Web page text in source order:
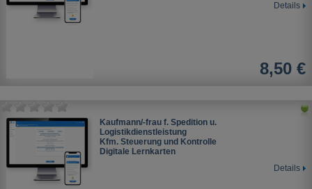
Details
8,50 €
Kaufmann/-frau f. Spedition u.
Logistikdienstleistung
Kfm. Steuerung und Kontrolle
Digitale Lernkarten
Details